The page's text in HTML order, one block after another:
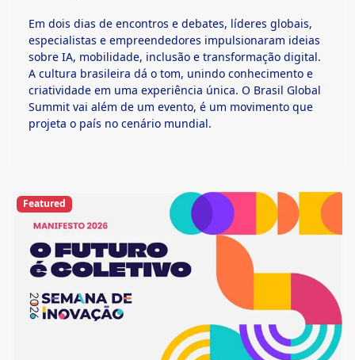
Em dois dias de encontros e debates, líderes globais,
especialistas e empreendedores impulsionaram ideias
sobre IA, mobilidade, inclusão e transformação digital.
A cultura brasileira dá o tom, unindo conhecimento e
criatividade em uma experiência única. O Brasil Global
Summit vai além de um evento, é um movimento que
projeta o país no cenário mundial.
Featured